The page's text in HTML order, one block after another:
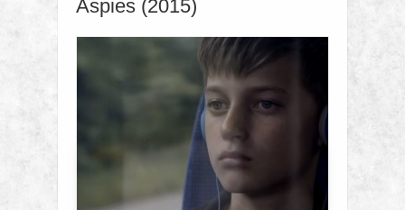
Aspies (2015)